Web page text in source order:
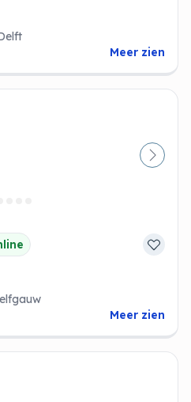
Meer zien
Meer zien